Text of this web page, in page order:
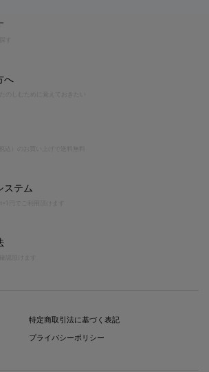
す
へ
込）のお買い上げで送料無料
ステム
円でご利用頂けます
特定商取引法に基づく表記
プライバシーポリシー